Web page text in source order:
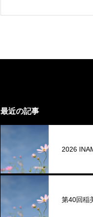
最近の記事
2026
第40回稲